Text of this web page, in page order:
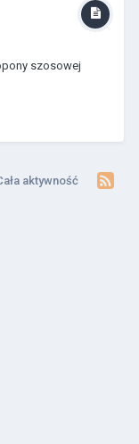
szosowej
aktywność